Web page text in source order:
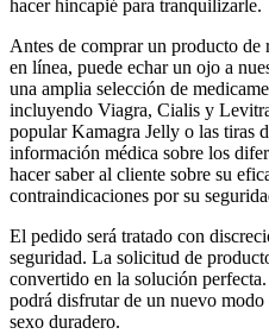
hacer hincapié para tranquilizarle.
Antes de comprar un producto de
en línea, puede echar un ojo a
una amplia selección de
incluyendo Viagra, Cialis y
popular Kamagra Jelly o las tiras
información médica sobre los
hacer saber al cliente sobre su
contraindicaciones por su
El pedido será tratado con
seguridad. La solicitud de
convertido en la solución
podrá disfrutar de un nuevo
sexo duradero.